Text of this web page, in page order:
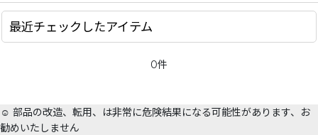
最近チェックしたアイテム
0件
☺️ 部品の改造、転用、は非常に危険結果になる可能性があります、お
勧めいたしません